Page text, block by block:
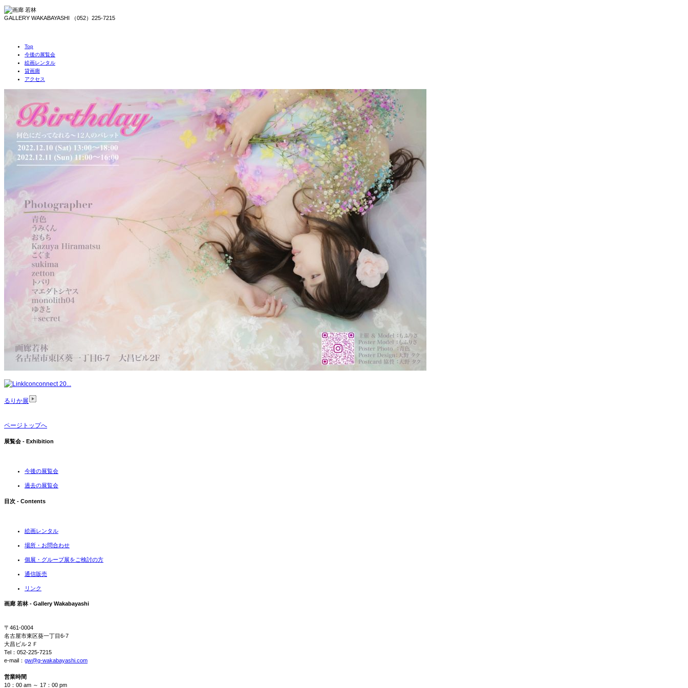
GALLERY WAKABAYASHI （052）225-7215
Top
今後の展覧会
絵画レンタル
貸画廊
アクセス
connect 20...
るりか展
ページトップへ
展覧会 - Exhibition
今後の展覧会
過去の展覧会
目次 - Contents
絵画レンタル
場所・お問合わせ
個展・グループ展をご検討の方
通信販売
リンク
画廊 若林 - Gallery Wakabayashi
〒461-0004
名古屋市東区葵一丁目6-7
大昌ビル２Ｆ
Tel：052-225-7215
e-mail： gw@g-wakabayashi.com
営業時間
10：00 am ～ 17：00 pm